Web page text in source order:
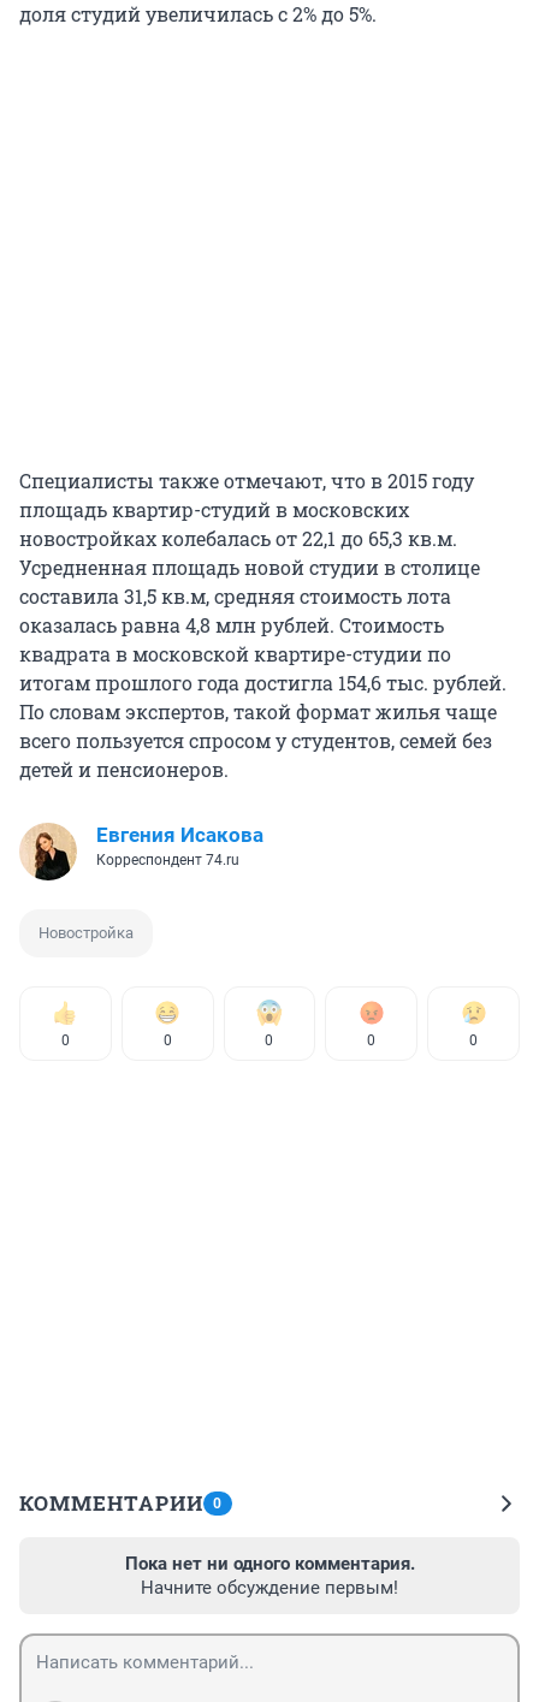
доля студий увеличилась с 2% до 5%.
Специалисты также отмечают, что в 2015 году
площадь квартир-студий в московских
новостройках колебалась от 22,1 до 65,3 кв.м.
Усредненная площадь новой студии в столице
составила 31,5 кв.м, средняя стоимость лота
оказалась равна 4,8 млн рублей. Стоимость
квадрата в московской квартире-студии по
итогам прошлого года достигла 154,6 тыс. рублей.
По словам экспертов, такой формат жилья чаще
всего пользуется спросом у студентов, семей без
детей и пенсионеров.
Евгения Исакова
Корреспондент 74.ru
Новостройка
0 0 0 0 0
КОММЕНТАРИИ 0
Пока нет ни одного комментария.
Начните обсуждение первым!